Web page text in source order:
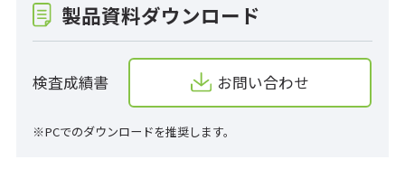
製品資料ダウンロード
検査成績書 お問い合わせ
※PCでのダウンロードを推奨します。